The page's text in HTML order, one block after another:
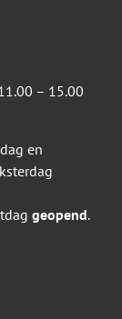
– 15.00
en
geopend.